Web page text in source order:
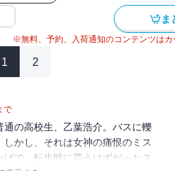
す。
たちですが、六巻はその続き、彼ら
環境が平穏という言葉を許すはずが
。
てしまった彼を救わなくてはならな
ま
※無料、予約、入荷通知のコンテンツはカ
1 2
で
通の高校生、乙葉浩介。バスに轢
かし、それは女神の痛恨のミス
で、転生時に貰うはずだったス